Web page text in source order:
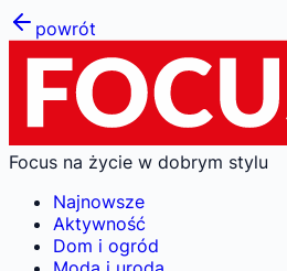
powrót
Focus na życie w dobrym stylu
Najnowsze
Aktywność
Dom i ogród